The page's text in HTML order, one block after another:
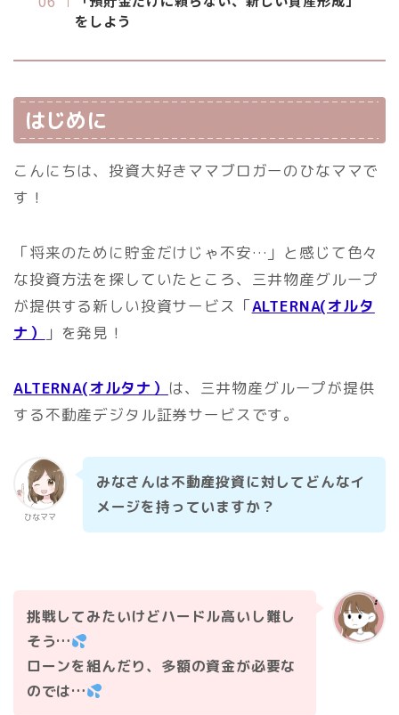
をしよう
はじめに
こんにちは、投資大好きママブロガーのひなママで
す！
「将来のために貯金だけじゃ不安…」と感じて色々
な投資方法を探していたところ、三井物産グループ
が提供する新しい投資サービス「ALTERNA(オルタ
ナ）
」を発見！
ALTERNA(オルタナ） は、三井物産グループが提供
する不動産デジタル証券サービスです。
ひなママ
みなさんは不動産投資に対してどんなイ
メージを持っていますか？
挑戦してみたいけどハードル高いし難し
そう…
ローンを組んだり、多額の資金が必要な
のでは…